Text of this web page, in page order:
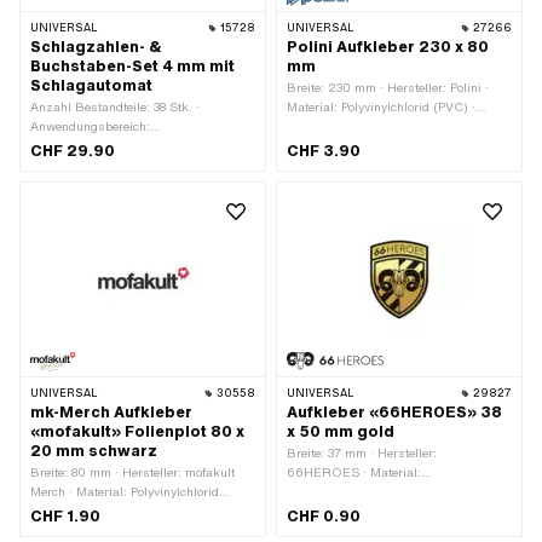
UNIVERSAL 15728
Schlagzahlen- &
Buchstaben-Set 4 mm mit
Schlagautomat
Anzahl Bestandteile: 38 Stk. ·
Anwendungsbereich:
Werkstattzubehör
CHF 29.90
UNIVERSAL 27266
Polini Aufkleber 230 x 80
mm
Breite: 230 mm · Hersteller: Polini ·
Material: Polyvinylchlorid (PVC) ·
Beschaffenheit Rückseite: Klebstoff ·
CHF 3.90
UNIVERSAL 30558
mk-Merch Aufkleber
«mofakult» Folienplot 80 x
20 mm schwarz
Breite: 80 mm · Hersteller: mofakult
Merch · Material: Polyvinylchlorid
(PVC) · Verwendungsort: Universal ·
CHF 1.90
UNIVERSAL 29827
Aufkleber «66HEROES» 38
x 50 mm gold
Breite: 37 mm · Hersteller:
66HEROES · Material:
Verwendungsort: Universal · Farbe:
CHF 0.90